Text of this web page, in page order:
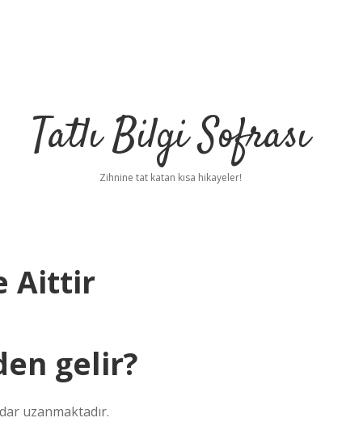
Tatlı Bilgi Sofrası
Zihnine tat katan kısa hikayeler!
Aittir
gelir?
uzanmaktadır.